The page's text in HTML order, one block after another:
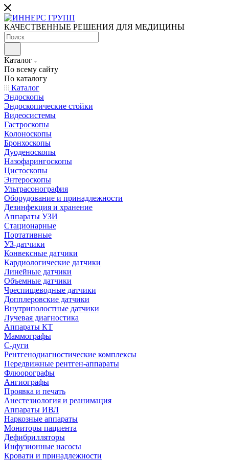
КАЧЕСТВЕННЫЕ РЕШЕНИЯ ДЛЯ МЕДИЦИНЫ
Каталог
По всему сайту
По каталогу
Каталог
Эндоскопы
Эндоскопические стойки
Видеосистемы
Гастроскопы
Колоноскопы
Бронхоскопы
Дуоденоскопы
Назофарингоскопы
Цистоскопы
Энтероскопы
Ультрасонография
Оборудование и принадлежности
Дезинфекция и хранение
Аппараты УЗИ
Стационарные
Портативные
УЗ-датчики
Конвексные датчики
Кардиологические датчики
Линейные датчики
Объемные датчики
Чреспищеводные датчики
Допплеровские датчики
Внутриполостные датчики
Лучевая диагностика
Аппараты КТ
Маммографы
С-дуги
Рентгенодиагностические комплексы
Передвижные рентген-аппараты
Флюорографы
Ангиографы
Проявка и печать
Анестезиология и реанимация
Аппараты ИВЛ
Наркозные аппараты
Мониторы пациента
Дефибрилляторы
Инфузионные насосы
Кровати и принадлежности